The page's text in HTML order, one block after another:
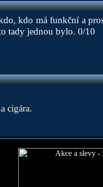
kdo má funkční a
tady jednou bylo. 0/10
cigára.